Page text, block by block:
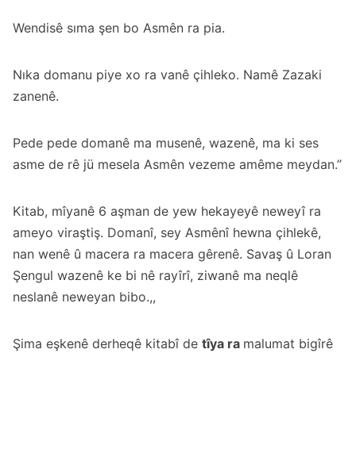
Wendisê sıma şen bo Asmên ra pia.
Nıka domanu piye xo ra vanê çihleko. Namê Zazaki
zanenê.
Pede pede domanê ma musenê, wazenê, ma ki ses
asme de rê jü mesela Asmên vezeme amême meydan.”
Kitab, mîyanê 6 aşman de yew hekayeyê neweyî ra
ameyo viraştiş. Domanî, sey Asmênî hewna çihlekê,
nan wenê û macera ra macera gêrenê. Savaş û Loran
Şengul wazenê ke bi nê rayîrî, ziwanê ma neqlê
neslanê neweyan bibo.,,
Şima eşkenê derheqê kitabî de tîya ra malumat bigîrê